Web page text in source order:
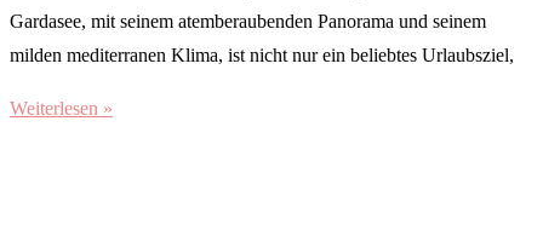
Gardasee, mit seinem atemberaubenden Panorama und seinem
milden mediterranen Klima, ist nicht nur ein beliebtes Urlaubsziel,
Weiterlesen »